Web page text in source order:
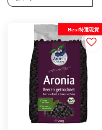
Best特選現貨